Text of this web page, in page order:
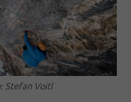
Stefan Voitl